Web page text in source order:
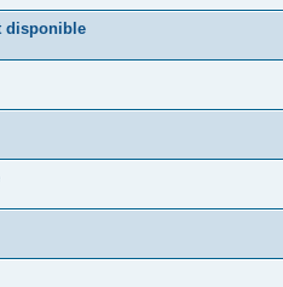
disponible